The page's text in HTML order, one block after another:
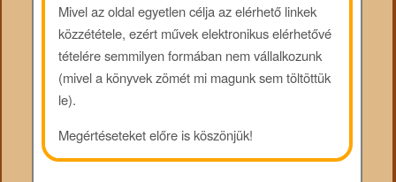
Mivel az oldal egyetlen célja az elérhető linkek
közzététele, ezért művek elektronikus elérhetővé
tételére semmilyen formában nem vállalkozunk
(mivel a könyvek zömét mi magunk sem töltöttük
le).
Megértéseteket előre is köszönjük!